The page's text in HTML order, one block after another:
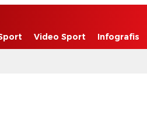
Video Sport Infografis